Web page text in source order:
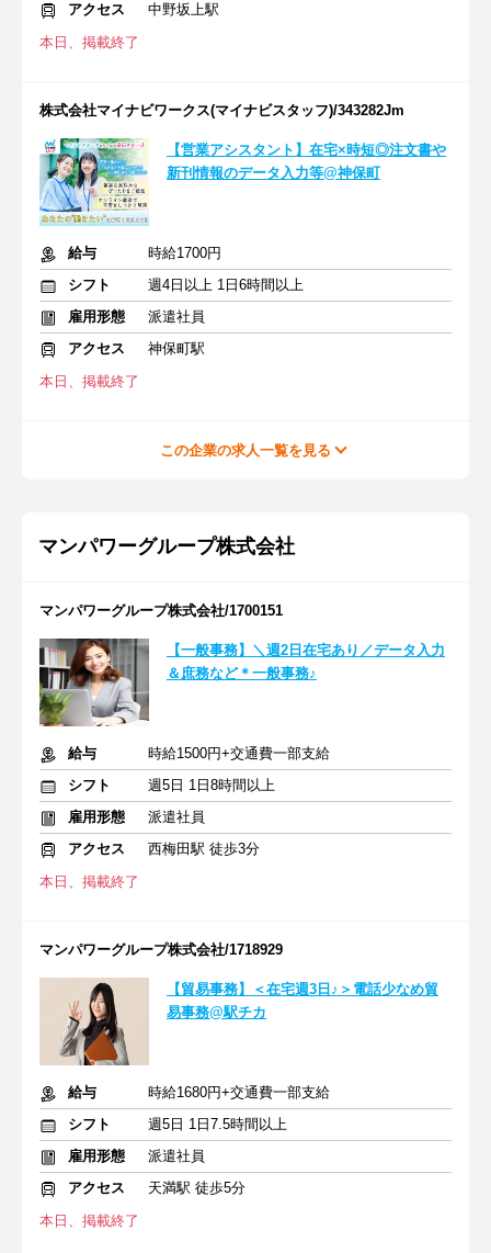
アクセス
中野坂上駅
本日、掲載終了
株式会社マイナビワークス(マイナビスタッフ)/343282Jm
【営業アシスタント】在宅×時短◎注文書や
新刊情報のデータ入力等@神保町
給与
時給1700円
シフト
週4日以上 1日6時間以上
雇用形態
派遣社員
アクセス
神保町駅
本日、掲載終了
この企業の求人一覧を見る
マンパワーグループ株式会社
マンパワーグループ株式会社/1700151
【一般事務】＼週2日在宅あり／データ入力
＆庶務など＊一般事務♪
給与
時給1500円+交通費一部支給
シフト
週5日 1日8時間以上
雇用形態
派遣社員
アクセス
西梅田駅 徒歩3分
本日、掲載終了
マンパワーグループ株式会社/1718929
【貿易事務】＜在宅週3日♪＞電話少なめ貿
易事務@駅チカ
給与
時給1680円+交通費一部支給
シフト
週5日 1日7.5時間以上
雇用形態
派遣社員
アクセス
天満駅 徒歩5分
本日、掲載終了